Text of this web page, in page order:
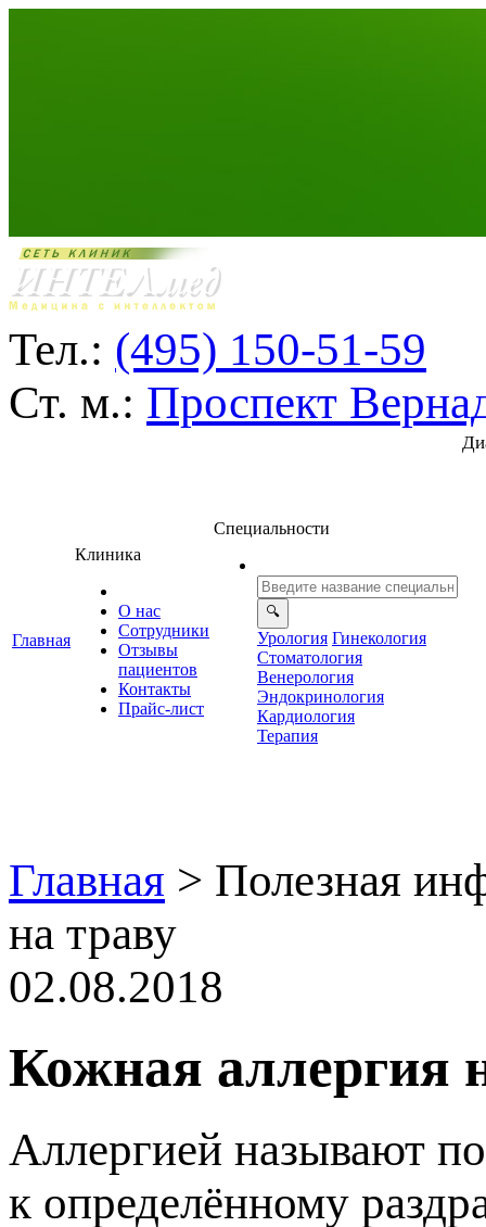
Тел.: (495) 150-51-59
Ст. м.: Проспект
Главная
Клиника
О нас
Сотрудники
Отзывы
ациенто
Контакты
Прайс-лист
Специальности
Урология Гинекология
Стоматология
енерология
Эндокринология
Кардиология
Терапия
Главная > Полезная
на траву
02.08.2018
Кожная аллергия
Аллергией называют
к определённому